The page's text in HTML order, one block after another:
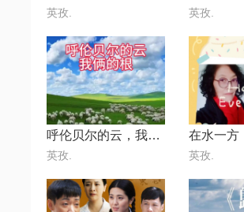
英孜. 英孜.
呼伦贝尔的云，我俩的根
英孜. 英孜.